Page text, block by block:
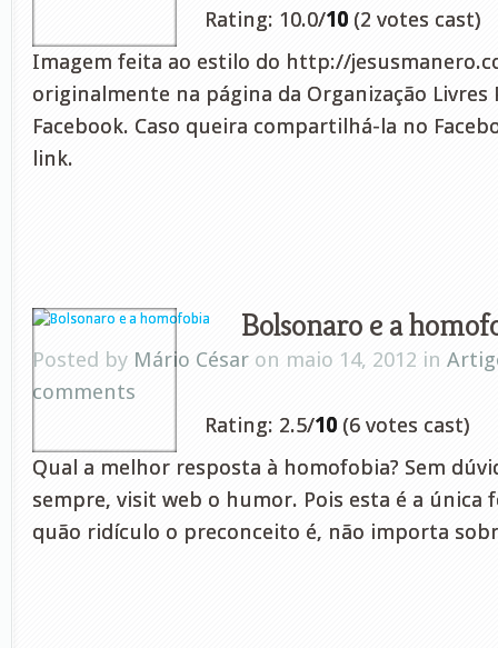
Rating: 10.0/10 (2 votes cast)
Imagem feita ao estilo do http://
originalmente na página da Organização Livres
Facebook. Caso queira compartilhá-la no
link.
Bolsonaro e a
Posted by Mário César on maio 14, 2012 in
comments
Rating: 2.5/10 (6 votes cast)
Qual a melhor resposta à homofobia? Sem
sempre, visit web o humor. Pois esta é a única
quão ridículo o preconceito é, não importa